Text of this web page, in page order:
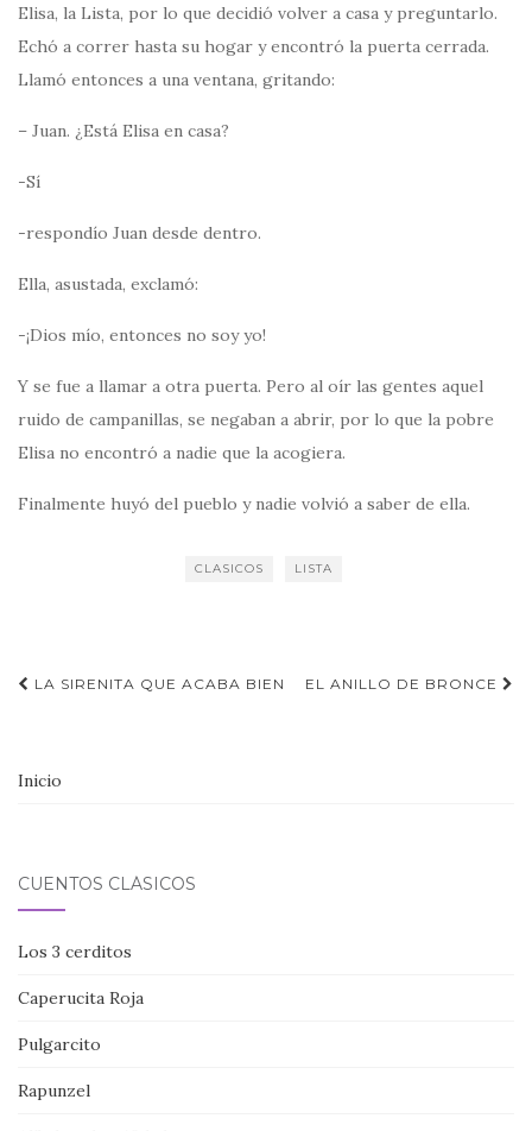
Elisa, la Lista, por lo que decidió volver a casa y preguntarlo.
Echó a correr hasta su hogar y encontró la puerta cerrada.
Llamó entonces a una ventana, gritando:
– Juan. ¿Está Elisa en casa?
-Sí
-respondío Juan desde dentro.
Ella, asustada, exclamó:
-¡Dios mío, entonces no soy yo!
Y se fue a llamar a otra puerta. Pero al oír las gentes aquel
ruido de campanillas, se negaban a abrir, por lo que la pobre
Elisa no encontró a nadie que la acogiera.
Finalmente huyó del pueblo y nadie volvió a saber de ella.
CLASICOS LISTA
Navegación
LA SIRENITA QUE ACABA BIEN EL ANILLO DE BRONCE
Inicio
CUENTOS CLÁSICOS
Los 3 cerditos
Caperucita Roja
Pulgarcito
Rapunzel